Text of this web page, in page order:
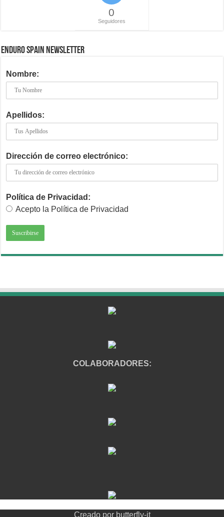
0
Seguidores
ENDURO SPAIN NEWSLETTER
Nombre:
Apellidos:
Dirección de correo electrónico:
Política de Privacidad:
Acepto la Política de Privacidad
COLABORADORES:
Creado por butterfly-it